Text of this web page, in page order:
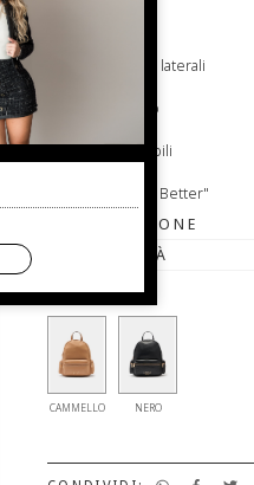
Tasche frontali e laterali
Chiusura con zip
Spallacci regolabili
Prodotto "Liu Jo Better"
COMPOSIZIONE
VESTIBILITÀ
CAMMELLO NERO